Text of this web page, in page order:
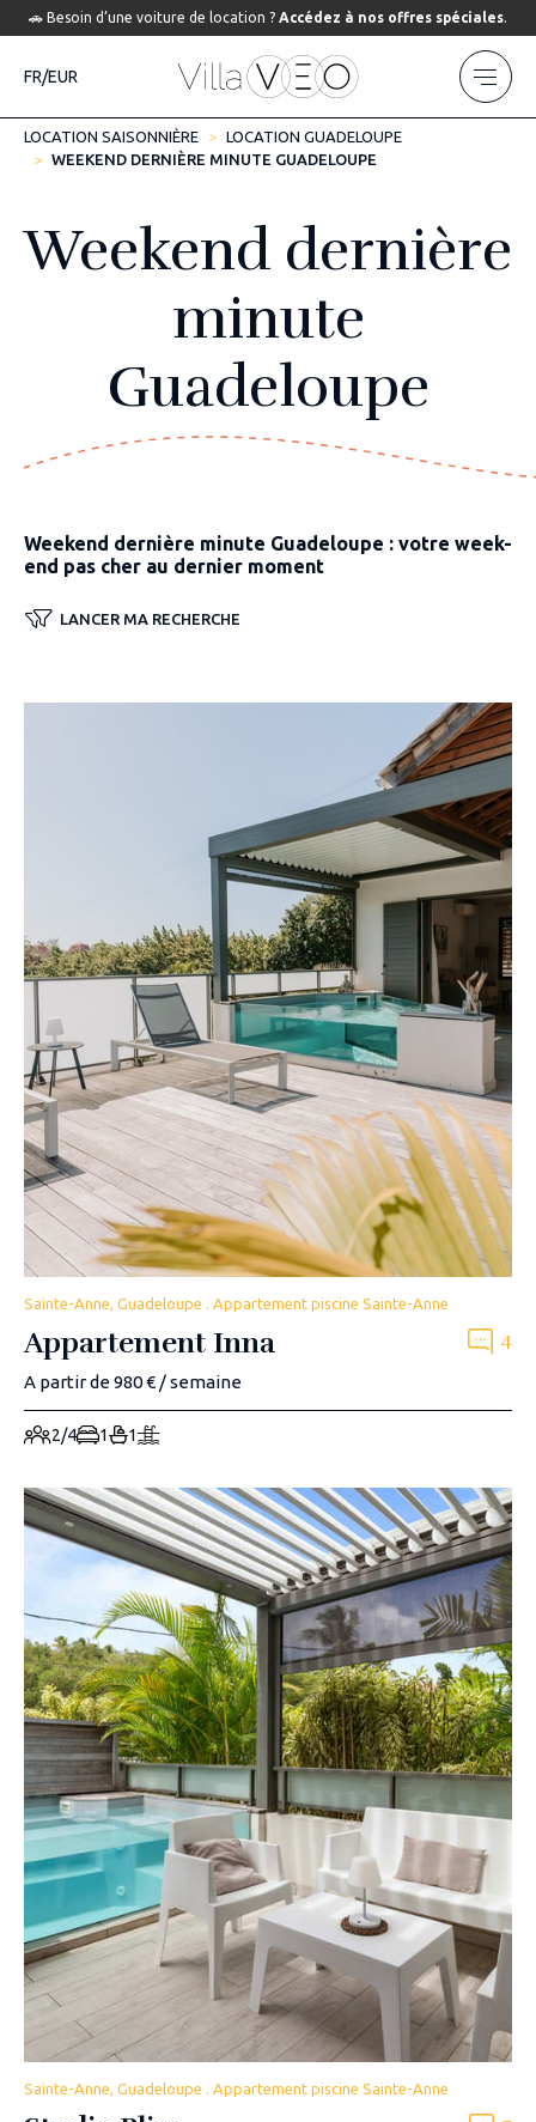
🚗 Besoin d’une voiture de location ? Accédez à nos offres spéciales.
FR/EUR
LOCATION SAISONNIÈRE
LOCATION GUADELOUPE
WEEKEND DERNIÈRE MINUTE GUADELOUPE
Weekend dernière
minute
Guadeloupe
Weekend dernière minute Guadeloupe : votre week-
end pas cher au dernier moment
LANCER MA RECHERCHE
Sainte-Anne, Guadeloupe . Appartement piscine Sainte-Anne
Appartement Inna 4
A partir de 980 € / semaine
2/4 1 1
Sainte-Anne, Guadeloupe . Appartement piscine Sainte-Anne